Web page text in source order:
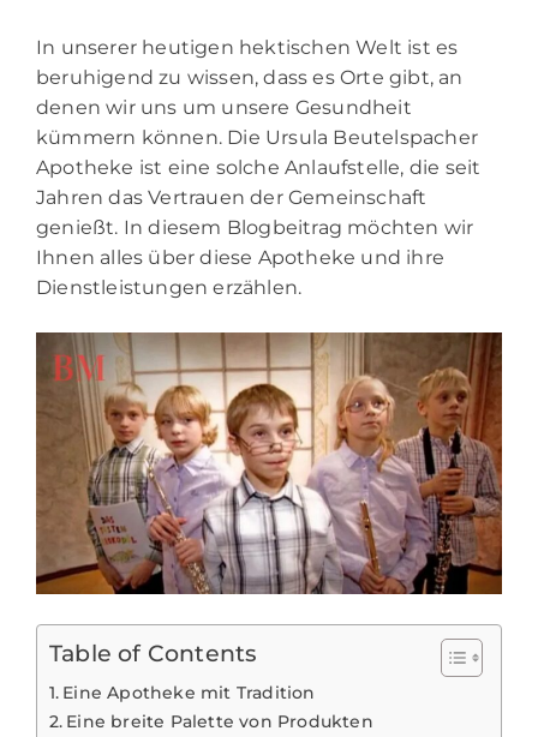
In unserer heutigen hektischen Welt ist es
beruhigend zu wissen, dass es Orte gibt, an
denen wir uns um unsere Gesundheit
kümmern können. Die Ursula Beutelspacher
Apotheke ist eine solche Anlaufstelle, die seit
Jahren das Vertrauen der Gemeinschaft
genießt. In diesem Blogbeitrag möchten wir
Ihnen alles über diese Apotheke und ihre
Dienstleistungen erzählen.
Table of Contents
Eine Apotheke mit Tradition
Eine breite Palette von Produkten